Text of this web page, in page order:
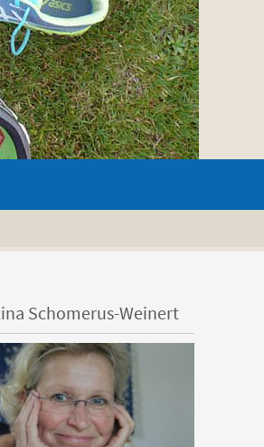
Schomerus-Weinert